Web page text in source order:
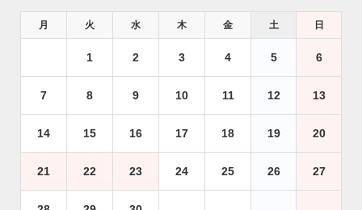
月 火 水 木 金 土 日
1 2 3 4 5 6
7 8 9 10 11 12 13
14 15 16 17 18 19 20
21 22 23 24 25 26 27